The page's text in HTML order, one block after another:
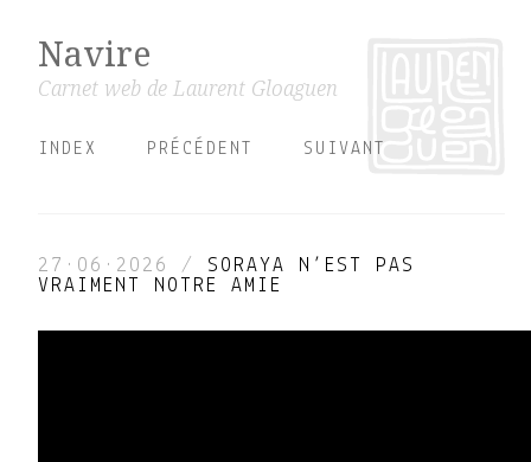
Navire
Carnet web de Laurent Gloaguen
INDEX PRÉCÉDENT SUIVANT
27·06·2026 /
SORAYA N’EST PAS
VRAIMENT NOTRE AMIE